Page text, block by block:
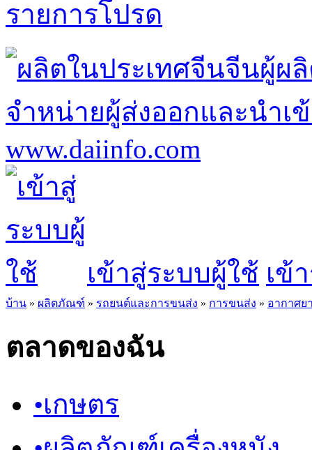
รายการโปรด
เข้าสู่ระบบผู้ใช้ เข้
บ้าน » ผลิตภัณฑ์ » รถยนต์และการขนส่ง » การขนส่ง » อากาศย
ตลาดของฉัน
•เกษตร